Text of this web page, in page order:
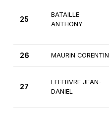
25
BATAILLE
ANTHONY
26 MAURIN CORENTIN
27
LEFEBVRE JEAN-
DANIEL